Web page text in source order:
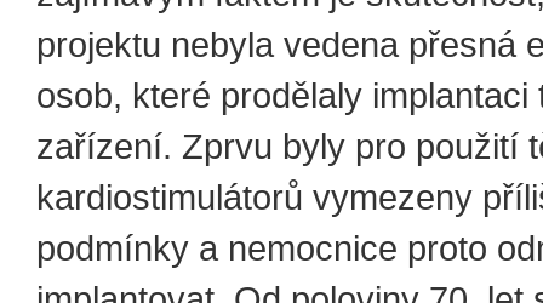
projektu nebyla vedena přesná
osob, které prodělaly implantaci
zařízení. Zprvu byly pro použití
kardiostimulátorů vymezeny
podmínky a nemocnice proto